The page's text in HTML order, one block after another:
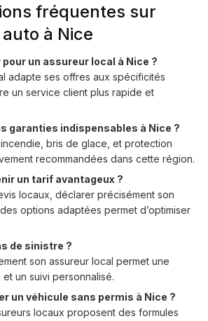
fréquentes sur
à Nice
un assureur local à Nice ?
adapte ses offres aux spécificités
un service client plus rapide et
garanties indispensables à Nice ?
bris de glace, et protection
recommandées dans cette région.
un tarif avantageux ?
locaux, déclarer précisément son
options adaptées permet d’optimiser
de sinistre ?
son assureur local permet une
un suivi personnalisé.
un véhicule sans permis à Nice ?
locaux proposent des formules